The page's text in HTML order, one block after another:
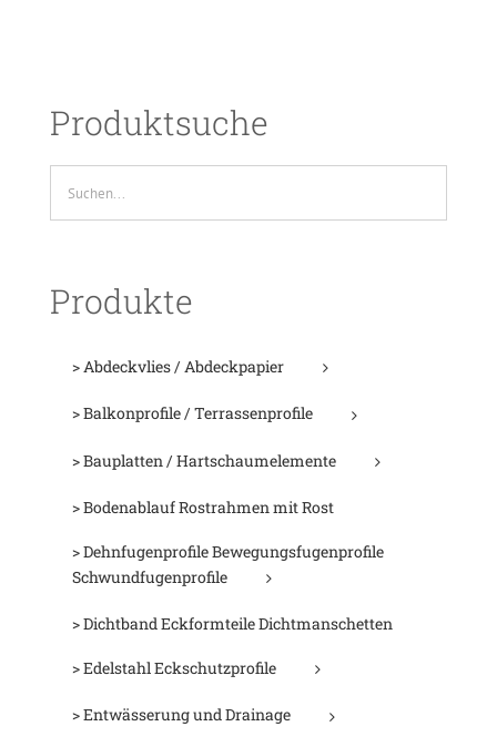
Produktsuche
Produkte
> Abdeckvlies / Abdeckpapier
> Balkonprofile / Terrassenprofile
> Bauplatten / Hartschaumelemente
> Bodenablauf Rostrahmen mit Rost
> Dehnfugenprofile Bewegungsfugenprofile
Schwundfugenprofile
> Dichtband Eckformteile Dichtmanschetten
> Edelstahl Eckschutzprofile
> Entwässerung und Drainage